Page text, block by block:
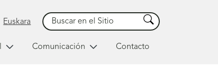
Euskara
Buscar Buscar
Comunicación Contacto